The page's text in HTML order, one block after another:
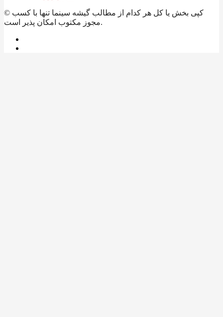
© کپی بخش یا کل هر کدام از مطالب گیشه سینما تنها با کسب
مجوز مکتوب امکان پذیر است.